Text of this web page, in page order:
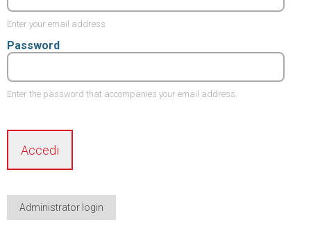
Enter your email address.
Password
Enter the password that accompanies your email address.